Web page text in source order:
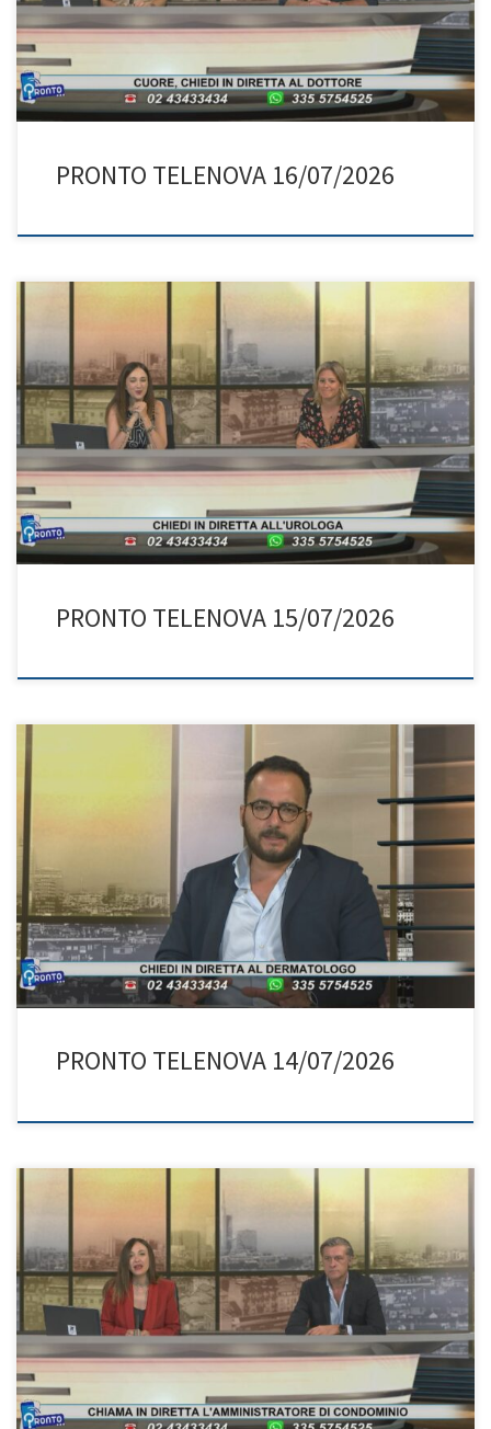
PRONTO TELENOVA 16/07/2026
PRONTO TELENOVA 15/07/2026
PRONTO TELENOVA 14/07/2026